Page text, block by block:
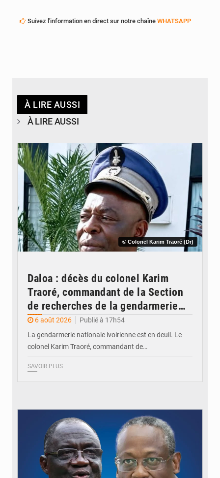
Suivez l'information en direct sur notre chaîne WHATSAPP
À LIRE AUSSI
À LIRE AUSSI
© Colonel Karim Traoré (Dr)
Daloa : décès du colonel Karim
Traoré, commandant de la Section
de recherches de la gendarmerie
après une activité sportive
6 août 2026
Publié à 17h54
La gendarmerie nationale ivoirienne est en deuil. Le
colonel Karim Traoré, commandant de…
SAVOIR PLUS